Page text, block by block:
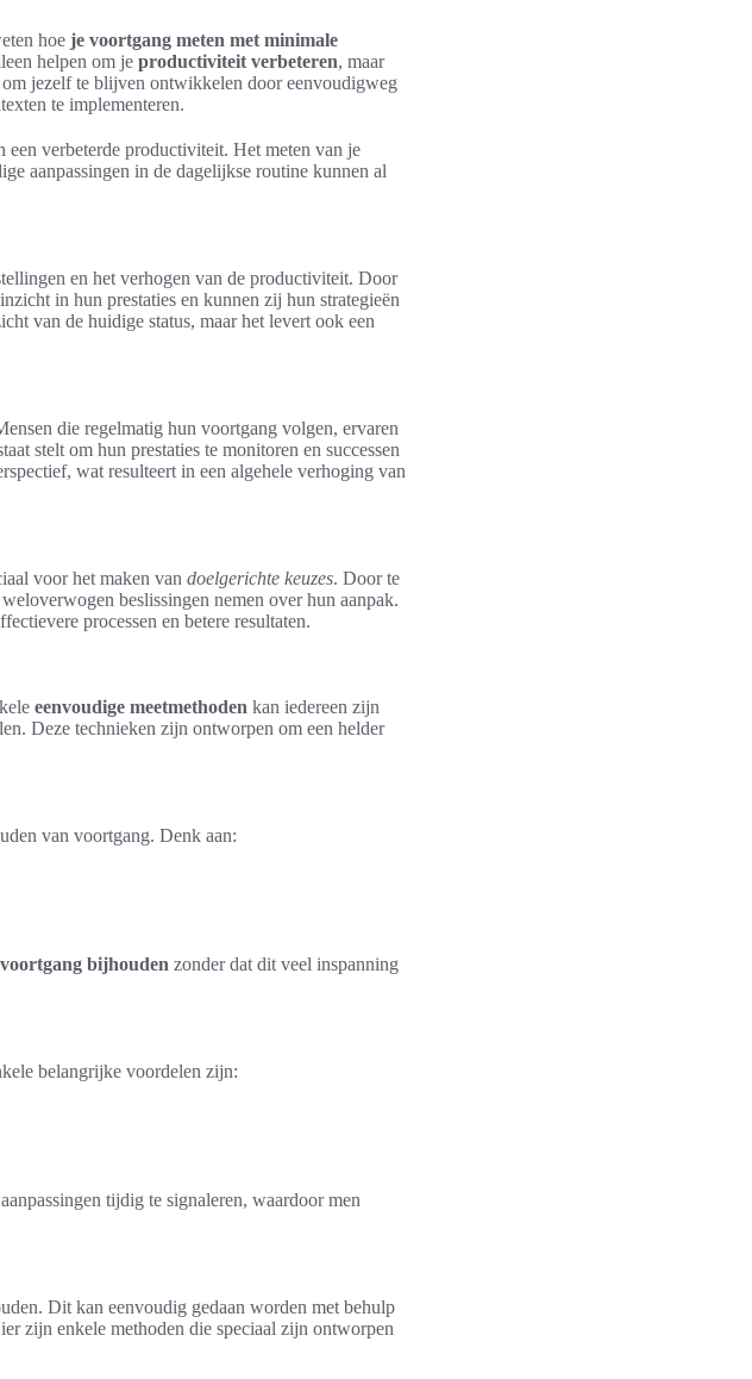
hoe je voortgang meten met minimale
helpen om je productiviteit verbeteren, maar
jezelf te blijven ontwikkelen door eenvoudigweg
te implementeren.
een verbeterde productiviteit. Het meten van je
aanpassingen in de dagelijkse routine kunnen al
en het verhogen van de productiviteit. Door
in hun prestaties en kunnen zij hun strategieën
van de huidige status, maar het levert ook een
die regelmatig hun voortgang volgen, ervaren
stelt om hun prestaties te monitoren en successen
wat resulteert in een algehele verhoging van
voor het maken van doelgerichte keuzes. Door te
beslissingen nemen over hun aanpak.
processen en betere resultaten.
eenvoudige meetmethoden kan iedereen zijn
Deze technieken zijn ontworpen om een helder
van voortgang. Denk aan:
voortgang bijhouden zonder dat dit veel inspanning
belangrijke voordelen zijn:
tijdig te signaleren, waardoor men
Dit kan eenvoudig gedaan worden met behulp
zijn enkele methoden die speciaal zijn ontworpen